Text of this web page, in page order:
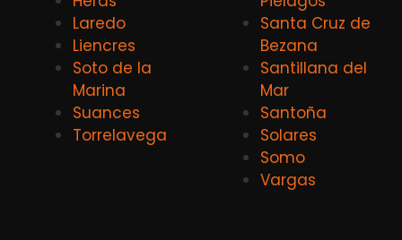
Laredo
Liencres
Soto de la
Marina
Suances
Torrelavega
Santa Cruz de
Bezana
Santillana del
Mar
Santoña
Solares
Somo
Vargas